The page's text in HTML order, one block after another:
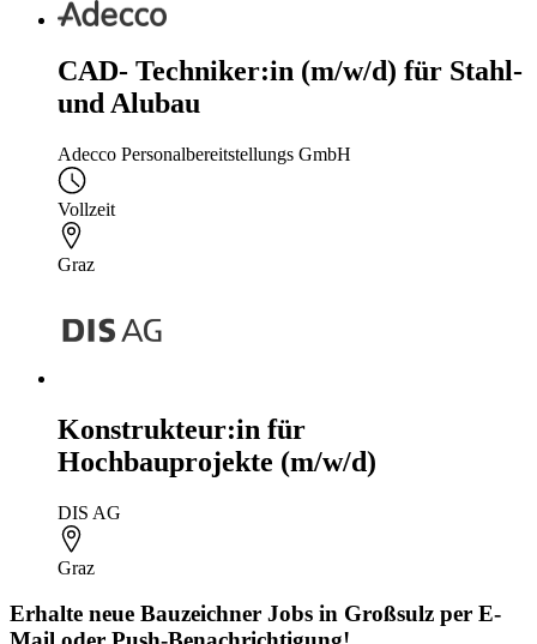
CAD- Techniker:in (m/w/d) für Stahl-
und Alubau
Adecco Personalbereitstellungs GmbH
Vollzeit
Graz
Konstrukteur:in für
Hochbauprojekte (m/w/d)
DIS AG
Graz
Erhalte neue Bauzeichner Jobs in Großsulz per E-